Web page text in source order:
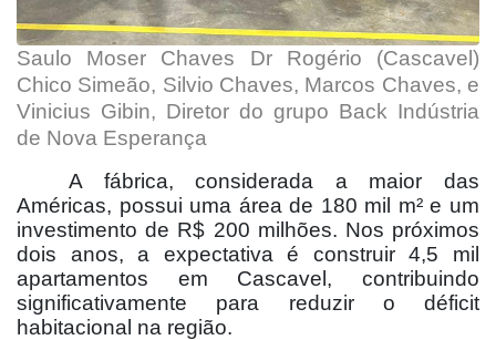
Saulo Moser Chaves Dr Rogério (Cascavel)
Chico Simeão, Silvio Chaves, Marcos Chaves, e
Vinicius Gibin, Diretor do grupo Back Indústria
de Nova Esperança
A fábrica, considerada a maior das
Américas, possui uma área de 180 mil m² e um
investimento de R$ 200 milhões. Nos próximos
dois anos, a expectativa é construir 4,5 mil
apartamentos em Cascavel, contribuindo
significativamente para reduzir o déficit
habitacional na região.